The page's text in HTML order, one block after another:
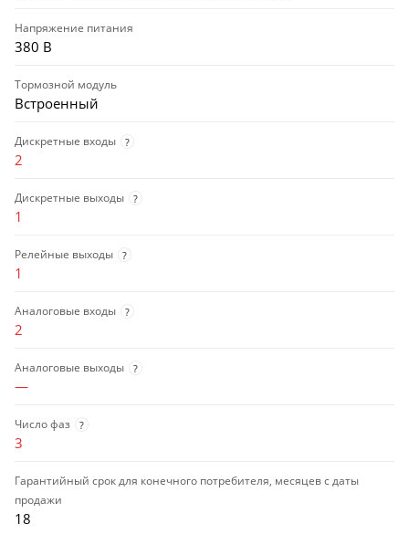
Напряжение питания
380 В
Тормозной модуль
Встроенный
Дискретные входы ?
2
Дискретные выходы ?
1
Релейные выходы ?
1
Аналоговые входы ?
2
Аналоговые выходы ?
—
Число фаз ?
3
Гарантийный срок для конечного потребителя, месяцев с даты
продажи
18